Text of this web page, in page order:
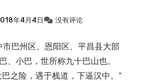
年4月4日 没有评论
市巴州区、恩阳区、平昌县大部
、小巴，世所称九十巴山也。
巴之险，遇于栈道，下逼汉中。”